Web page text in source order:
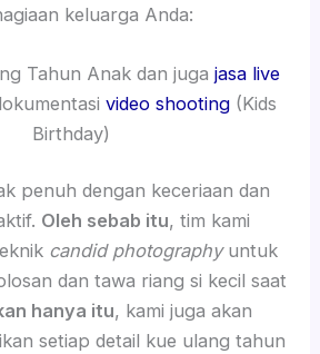
keluarga Anda:
Tahun Anak dan juga jasa live
video shooting (Kids
Birthday)
penuh dengan keceriaan dan
Oleh sebab itu, tim kami
candid photographyuntuk
dan tawa riang si kecil saat
hanya itu, kami juga akan
setiap detail kue ulang tahun